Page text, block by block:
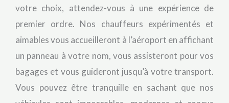
votre choix, attendez-vous à une expérience de
premier ordre. Nos chauffeurs expérimentés et
aimables vous accueilleront à l’aéroport en affichant
un panneau à votre nom, vous assisteront pour vos
bagages et vous guideront jusqu’à votre transport.
Vous pouvez être tranquille en sachant que nos